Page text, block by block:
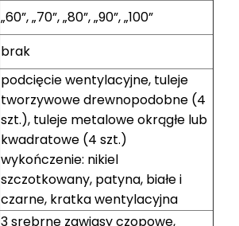
„60”, „70”, „80”, „90”, „100”
brak
podcięcie wentylacyjne, tuleje
tworzywowe drewnopodobne (4
szt.), tuleje metalowe okrągłe lub
kwadratowe (4 szt.)
wykończenie: nikiel
szczotkowany, patyna, białe i
czarne, kratka wentylacyjna
3 srebrne zawiasy czopowe,